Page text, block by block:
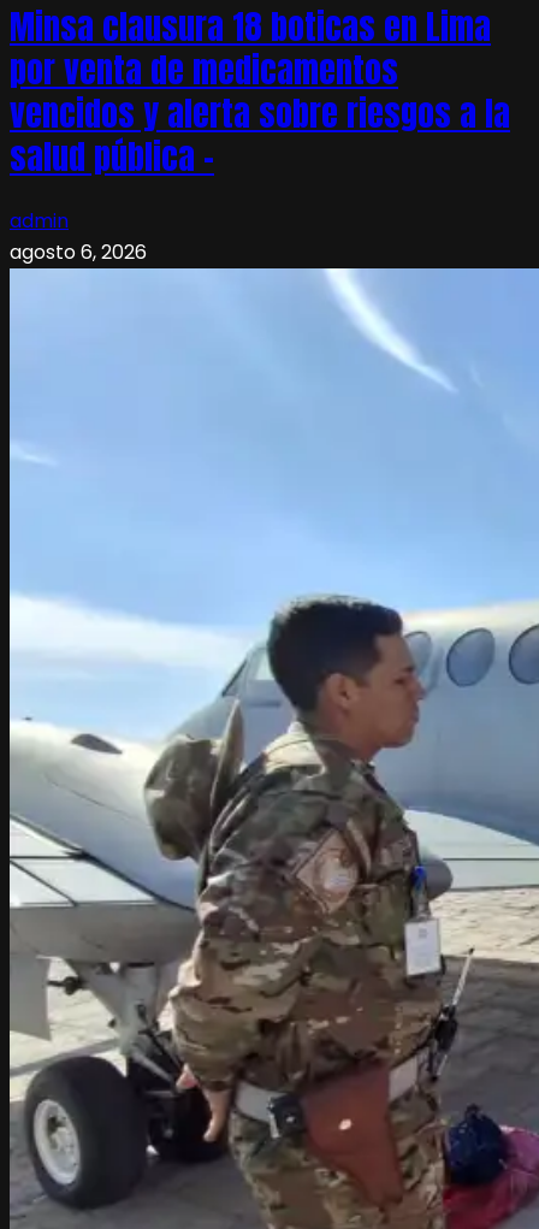
Minsa clausura 18 boticas en Lima
por venta de medicamentos
vencidos y alerta sobre riesgos a la
salud pública –
admin
agosto 6, 2026